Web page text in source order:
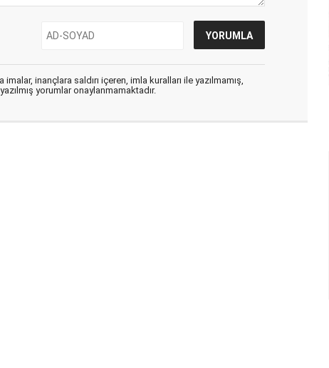
inançlara saldırı içeren, imla kuralları ile yazılmamış,
yorumlar onaylanmamaktadır.